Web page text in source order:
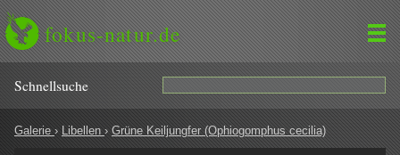
fokus-natur.de
Schnell­suche
Galerie › Libellen › Grüne Keiljungfer (Ophiogomphus cecilia)